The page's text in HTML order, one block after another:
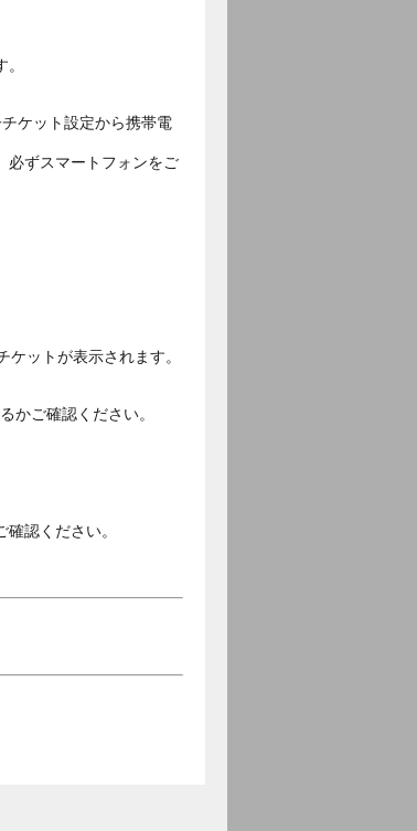
ケット設定から携帯電
必ずスマートフォンをご
ットが表示されます。
かご確認ください。
認ください。